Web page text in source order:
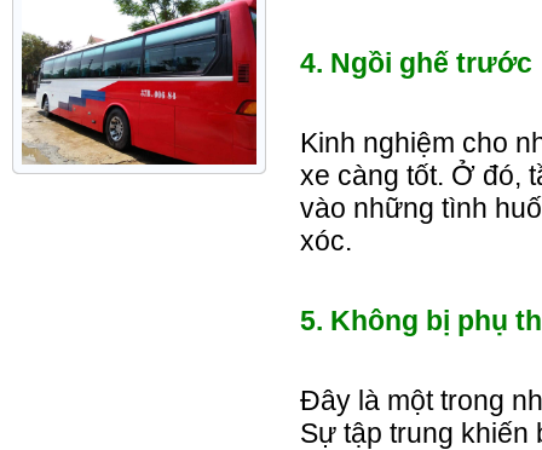
4. Ngồi ghế trước
Kinh nghiệm cho
xe càng tốt. Ở đó,
vào những tình
xóc.
5. Không bị phụ
Đây là một trong
Sự tập trung khiến